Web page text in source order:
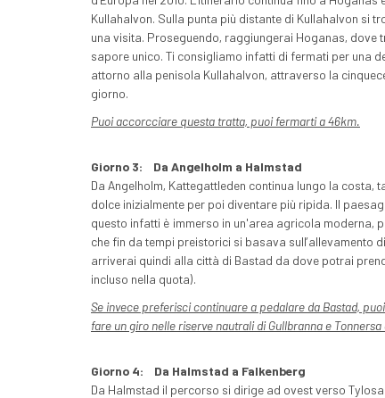
Kullahalvon. Sulla punta più distante di Kullahalvon si
una visita. Proseguendo, raggiungerai Hoganas,
sapore unico. Ti consigliamo infatti di fermati per una
attorno alla penisola Kullahalvon, attraverso la
giorno.
Puoi accorcciare questa tratta, puoi fermarti a 46km.
Giorno 3: Da Angelholm a Halmstad
Da Angelholm, Kattegattleden continua lungo la
dolce inizialmente per poi diventare più ripida. Il
questo infatti è immerso in un'area agricola
che fin da tempi preistorici si basava sull’allevamento
arriverai quindi alla città di Bastad da dove potrai
incluso nella quota).
Se invece preferisci continuare a pedalare da Bastad,
fare un giro nelle riserve nautrali di Gullbranna e
Giorno 4: Da Halmstad a Falkenberg
Da Halmstad il percorso si dirige ad ovest verso